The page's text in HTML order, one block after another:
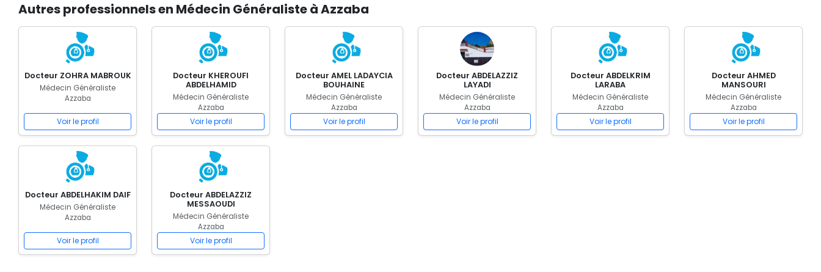
Autres professionnels en Médecin Généraliste à Azzaba
Docteur ZOHRA MABROUK
Médecin Généraliste
Azzaba
Voir le profil
Docteur KHEROUFI
ABDELHAMID
Médecin Généraliste
Azzaba
Voir le profil
Docteur AMEL LADAYCIA
BOUHAINE
Médecin Généraliste
Azzaba
Voir le profil
Docteur ABDELAZZIZ
LAYADI
Médecin Généraliste
Azzaba
Voir le profil
Docteur ABDELKRIM
LARABA
Médecin Généraliste
Azzaba
Voir le profil
Docteur AHMED
MANSOURI
Médecin Généraliste
Azzaba
Voir le profil
Docteur ABDELHAKIM DAIF
Médecin Généraliste
Azzaba
Voir le profil
Docteur ABDELAZZIZ
MESSAOUDI
Médecin Généraliste
Azzaba
Voir le profil